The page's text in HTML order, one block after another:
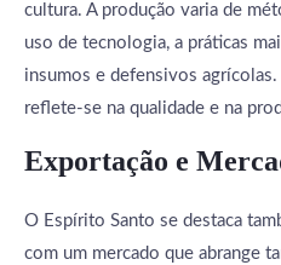
cultura. A produção varia de
uso de tecnologia, a práticas
insumos e defensivos
reflete-se na qualidade e na
Exportação e
O Espírito Santo se destaca
com um mercado que abrange